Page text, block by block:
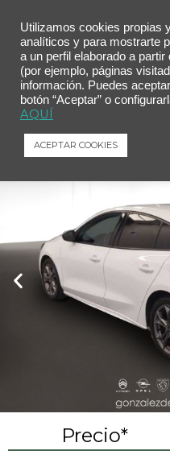
/Comprar tu coche/ Ford Focus 1.0 Ecoboost
Ford Focus 1.0
SB
Precio*
Utilizamos cookies propias
analíticos y para mostrarte
a un perfil elaborado a
(por ejemplo, páginas
información. Puedes
botón “Aceptar” o
AQUÍ
ACEPTAR COOKIES